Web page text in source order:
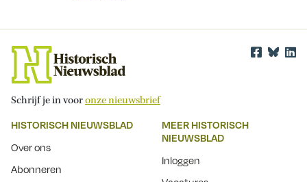
Schrijf je in vooronze nieuwsbrief
HISTORISCH NIEUWSBLAD
Over ons
Abonneren
MEER HISTORISCH
NIEUWSBLAD
Inloggen